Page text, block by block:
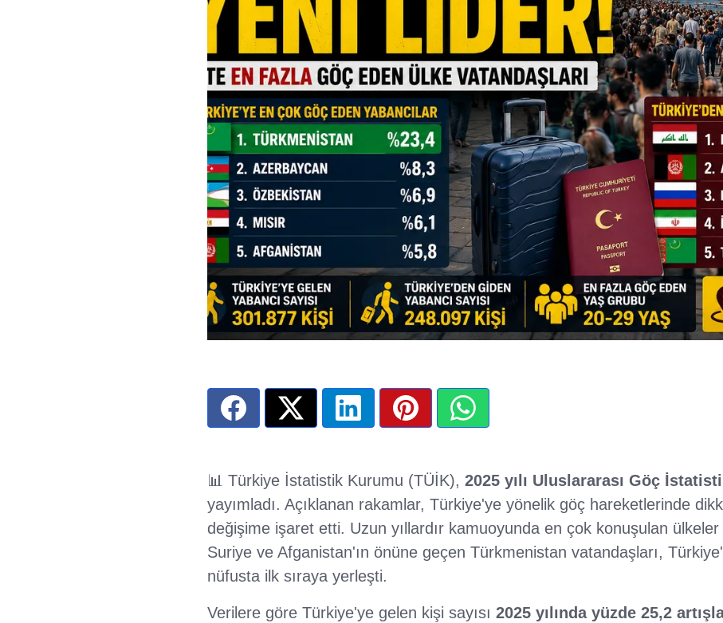
📊 Türkiye İstatistik Kurumu (TÜİK), 2025 yılı Uluslararası Göç
yayımladı. Açıklanan rakamlar, Türkiye'ye yönelik göç hareketlerinde
değişime işaret etti. Uzun yıllardır kamuoyunda en çok konuşulan
Suriye ve Afganistan'ın önüne geçen Türkmenistan vatandaşları,
nüfusta ilk sıraya yerleşti.
Verilere göre Türkiye'ye gelen kişi sayısı 2025 yılında yüzde 25,2